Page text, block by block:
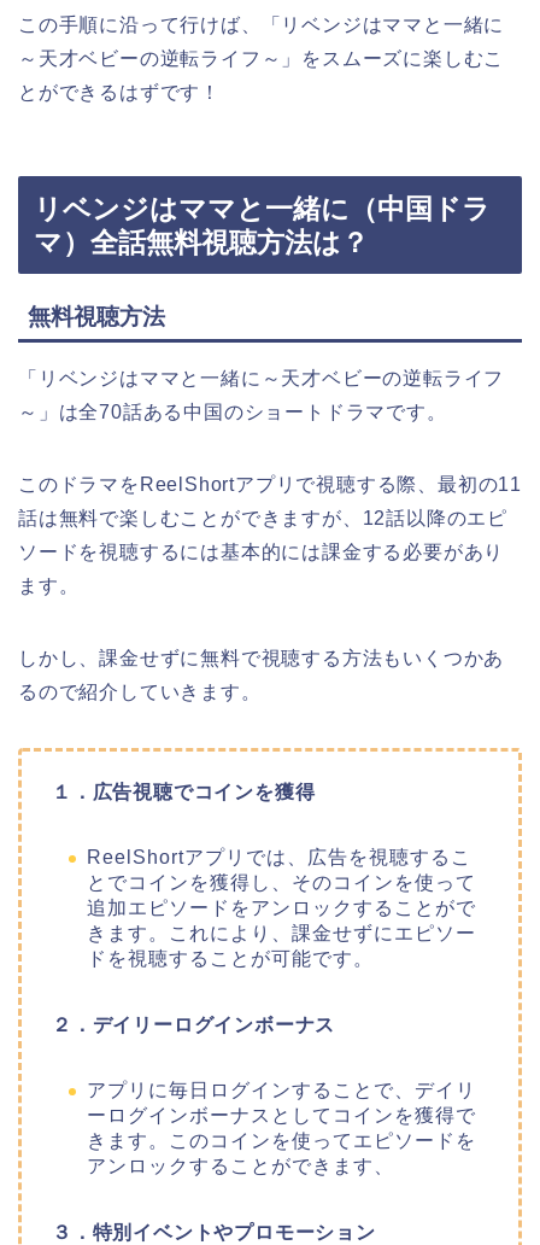
この手順に沿って行けば、
「リベンジはママと一緒に
～天才ベビーの逆転ライフ～ 」
をスムーズに楽しむこ
とができるはずです！
リベンジはママと一緒に（中国ドラ
マ）全話無料視聴方法は？
無料視聴方法
「リベンジはママと一緒に～天才ベビーの逆転ライフ
～ 」 は全70話ある 中国のショートドラマです。
このドラマをReelShortアプリで視聴する際、最初の11
話は無料で楽しむことができますが、12話以降のエピ
ソードを視聴するには基本的には課金する必要があり
ます。
しかし、課金せずに無料で視聴する方法もいくつかあ
るので紹介していきます。
１．広告視聴でコインを獲得
ReelShortアプリでは、広告を視聴するこ
とでコインを獲得し、そのコインを使って
追加エピソードをアンロックすることがで
きます。これにより、課金せずにエピソー
ドを視聴することが可能です。
２．デイリーログインボーナス
アプリに毎日ログインすることで、デイリ
ーログインボーナスとしてコインを獲得で
きます。このコインを使ってエピソードを
アンロックすることができます、
３．特別イベントやプロモーション